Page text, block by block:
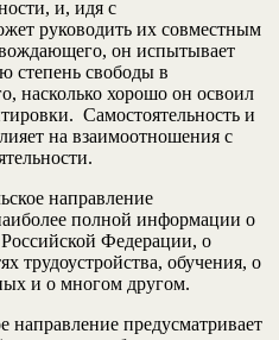
и, идя с
руководить их совместным
он испытывает
степень свободы в
насколько хорошо он освоил
Самостоятельность и
на взаимоотношения с
направление
полной информации о
Федерации, о
трудоустройства, обучения, о
и о многом другом.
предусматривает